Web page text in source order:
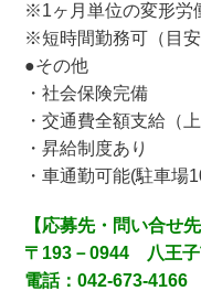
※1ヶ月単位の変形労
※短時間勤務可（目安
●その他
・社会保険完備
・交通費全額支給（
・昇給制度あり
・車通勤可能(駐車場
【応募先・問い合せ先
〒193－0944 八王
電話：042-673-4166